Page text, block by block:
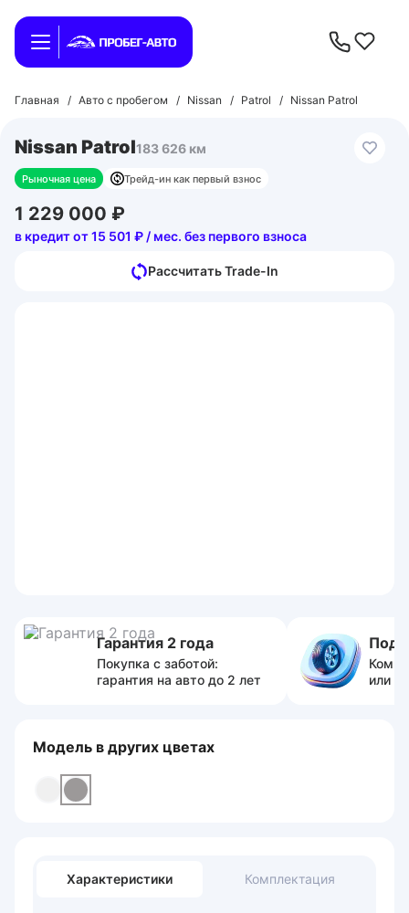
Главная / Авто с пробегом / Nissan / Patrol / Nissan Patrol
Nissan Patrol183 626 км
Рыночная цена Трейд-ин как первый взнос
1 229 000 ₽
в кредит от 15 501 ₽ / мес. без первого взноса
Рассчитать Trade-In
Гарантия 2 года
Покупка с заботой:
гарантия на авто до 2 лет
или
Модель в других цветах
Характеристики Комплектация